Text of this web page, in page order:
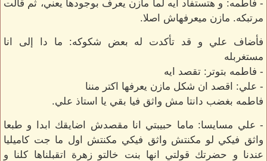
- فاطمه: و هتستفاد ايه لما مازن يعرف بوجودها يعني، ثم قالت
مرتبكه. مازن ميعرفهاش اصلا.
فأضاف علي و قد تأكدت له بعض شكوكه: ما دا إلى انا
مستغربله
- فاطمه بتوتر: تقصد ايه
- علي: اقصد ان شكل مازن يعرفها اكتر مننا
فاطمه بغضب دانتا مش واثق فيا بقي يا استاذ علي.
- علي مسايسا: ماما حبيبتي انا مقصدش اضايقك ابدا و طبعا
واثق فيكي لو مكنتش واثق فيكي مكنتش اول ما جت كاميليا
عندنا و حضرتك قولتي انها بنت خالتو زهرة اتقبلناها كلنا و